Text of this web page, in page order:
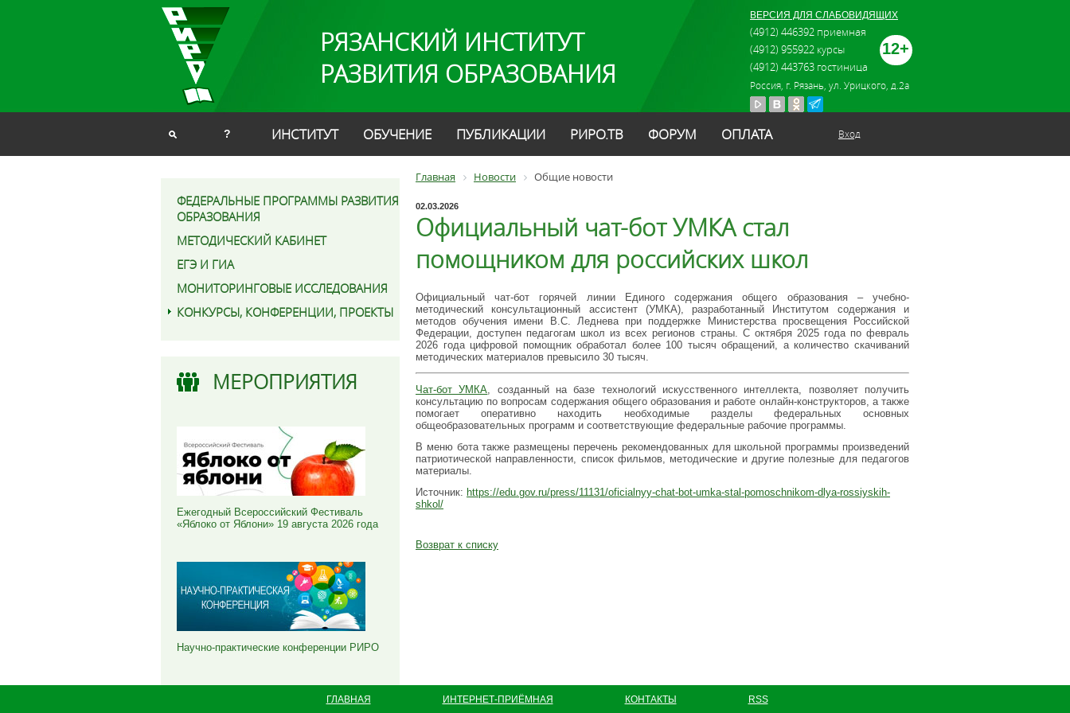
РЯЗАНСКИЙ ИНСТИТУТ
РАЗВИТИЯ ОБРАЗОВАНИЯ
12+
ВЕРСИЯ ДЛЯ СЛАБОВИДЯЩИХ
(4912) 446392 приемная
(4912) 955922 курсы
(4912) 443763 гостиница
Россия, г. Рязань, ул. Урицкого, д.2а
? ИНСТИТУТ ОБУЧЕНИЕ ПУБЛИКАЦИИ РИРО.ТВ ФОРУМ ОПЛАТА Вход
ФЕДЕРАЛЬНЫЕ ПРОГРАММЫ РАЗВИТИЯ
ОБРАЗОВАНИЯ
МЕТОДИЧЕСКИЙ КАБИНЕТ
ЕГЭ И ГИА
МОНИТОРИНГОВЫЕ ИССЛЕДОВАНИЯ
КОНКУРСЫ, КОНФЕРЕНЦИИ, ПРОЕКТЫ
МЕРОПРИЯТИЯ
Ежегодный Всероссийский Фестиваль
«Яблоко от Яблони» 19 августа 2026 года
Научно-практические конференции РИРО
Главная Новости Общие новости
02.03.2026
Официальный чат-бот УМКА стал
помощником для российских школ
Официальный чат-бот горячей линии Единого содержания общего образования – учебно-
методический консультационный ассистент (УМКА), разработанный Институтом содержания и
методов обучения имени В.С. Леднева при поддержке Министерства просвещения Российской
Федерации, доступен педагогам школ из всех регионов страны. С октября 2025 года по февраль
2026 года цифровой помощник обработал более 100 тысяч обращений, а количество скачиваний
методических материалов превысило 30 тысяч.
Чат-бот УМКА , созданный на базе технологий искусственного интеллекта, позволяет получить
консультацию по вопросам содержания общего образования и работе онлайн-конструкторов, а также
помогает оперативно находить необходимые разделы федеральных основных
общеобразовательных программ и соответствующие федеральные рабочие программы.
В меню бота также размещены перечень рекомендованных для школьной программы произведений
патриотической направленности, список фильмов, методические и другие полезные для педагогов
материалы.
Источник: https://edu.gov.ru/press/11131/oficialnyy-chat-bot-umka-stal-pomoschnikom-dlya-rossiyskih-
shkol/
Возврат к списку
ГЛАВНАЯ ИНТЕРНЕТ-ПРИЁМНАЯ КОНТАКТЫ RSS